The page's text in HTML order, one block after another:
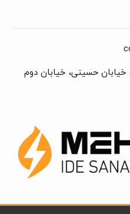
خیابان حسینی، خیابان دوم